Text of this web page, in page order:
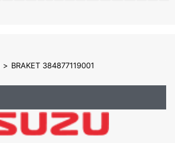
> BRAKET 384877119001